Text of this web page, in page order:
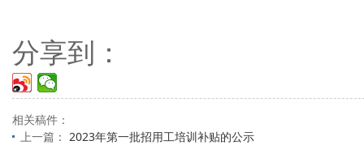
分享到：
相关稿件：
上一篇： 2023年第一批招用工培训补贴的公示